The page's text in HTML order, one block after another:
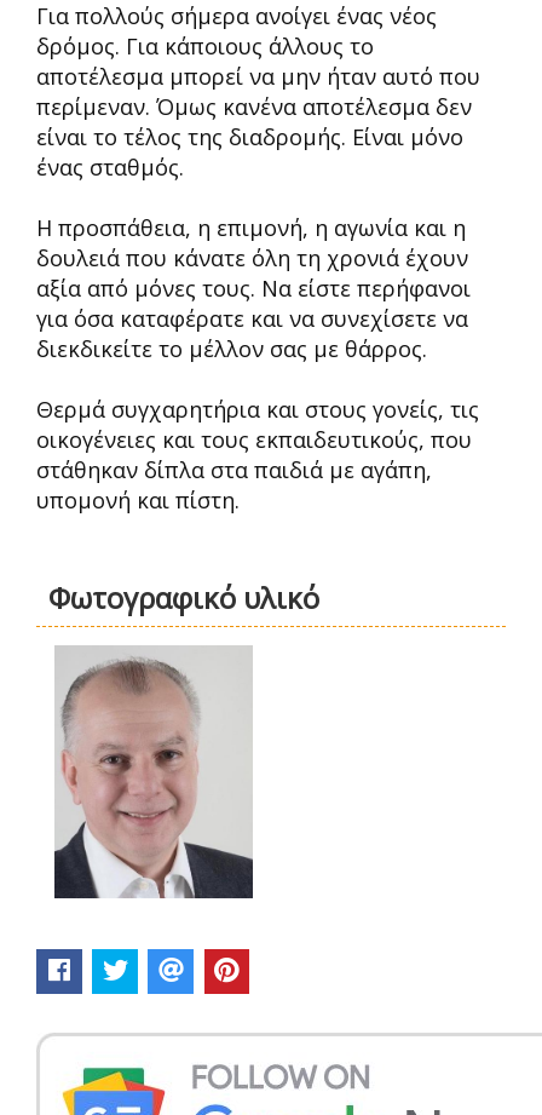
Για πολλούς σήμερα ανοίγει ένας νέος
δρόμος. Για κάποιους άλλους το
αποτέλεσμα μπορεί να μην ήταν αυτό που
περίμεναν. Όμως κανένα αποτέλεσμα δεν
είναι το τέλος της διαδρομής. Είναι μόνο
ένας σταθμός.
Η προσπάθεια, η επιμονή, η αγωνία και η
δουλειά που κάνατε όλη τη χρονιά έχουν
αξία από μόνες τους. Να είστε περήφανοι
για όσα καταφέρατε και να συνεχίσετε να
διεκδικείτε το μέλλον σας με θάρρος.
Θερμά συγχαρητήρια και στους γονείς, τις
οικογένειες και τους εκπαιδευτικούς, που
στάθηκαν δίπλα στα παιδιά με αγάπη,
υπομονή και πίστη.
Φωτογραφικό υλικό